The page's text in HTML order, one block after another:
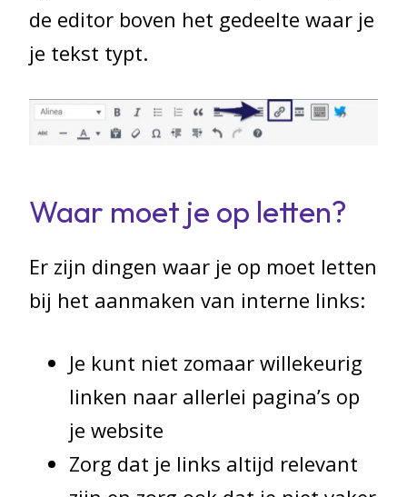
de editor boven het gedeelte waar je
je tekst typt.
Waar moet je op letten?
Er zijn dingen waar je op moet letten
bij het aanmaken van interne links:
Je kunt niet zomaar willekeurig
linken naar allerlei pagina’s op
je website
Zorg dat je links altijd relevant